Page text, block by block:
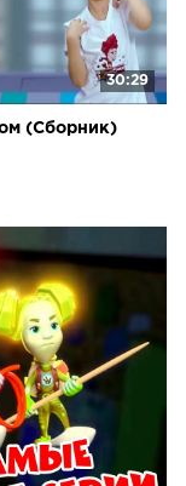
30:29
(Сборник)